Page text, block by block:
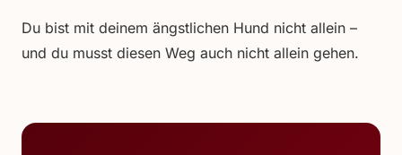
Du bist mit deinem ängstlichen Hund nicht allein –
und du musst diesen Weg auch nicht allein gehen.